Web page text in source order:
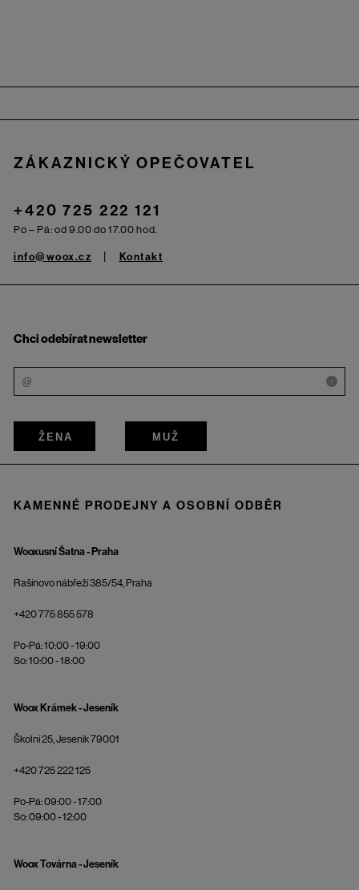
ZÁKAZNICKÝ OPEČOVATEL
+420 725 222 121
Po – Pá: od 9.00 do 17.00 hod.
info@woox.cz Kontakt
Chci odebírat newsletter
i
ŽENA MUŽ
KAMENNÉ PRODEJNY A OSOBNÍ ODBĚR
Wooxusní Šatna - Praha
Rašínovo nábřeží 385/54, Praha
+420 775 855 578
Po-Pá: 10:00 - 19:00
So: 10:00 - 18:00
Woox Krámek - Jeseník
Školní 25, Jeseník 79001
+420 725 222 125
Po-Pá: 09:00 - 17:00
So: 09:00 - 12:00
Woox Továrna - Jeseník